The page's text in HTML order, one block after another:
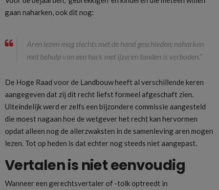
gaan naharken, ook dit nog:
Aren lezen mag slechts met de hand geschieden; naharken
met behulp van een hark met ijzeren tanden is verboden.”
De Hoge Raad voor de Landbouw heeft al verschillende keren
aangegeven dat zij dit recht liefst formeel afgeschaft zien.
Uiteindelijk werd er zelfs een bijzondere commissie aangesteld
die moest nagaan hoe de wetgever het recht kan hervormen
opdat alleen nog de allerzwaksten in de samenleving aren mogen
lezen. Tot op heden is dat echter nog steeds niet aangepast.
Vertalen is niet eenvoudig
Wanneer een gerechtsvertaler of -tolk optreedt in